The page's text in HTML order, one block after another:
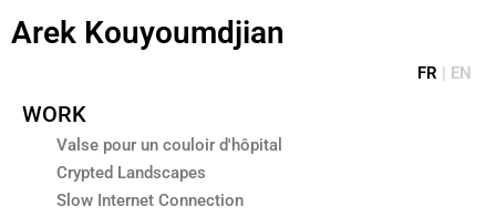
auArek Kouyoumdjian
FR | EN
WORK
Valse pour un couloir d'hôpital
Crypted Landscapes
Slow Internet Connection